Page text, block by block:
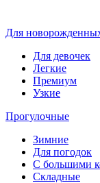
Для
Для девочек
Легкие
Премиум
Узкие
Прогулочные
Зимние
Для погодок
С большими
Складные